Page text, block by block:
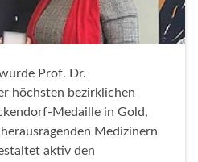
Prof. Dr.
höchsten bezirklichen
Medaille in Gold,
Medizinern
aktiv den